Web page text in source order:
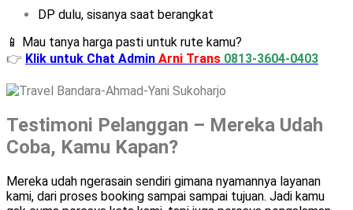
DP dulu, sisanya saat berangkat
📱 Mau tanya harga pasti untuk rute kamu?
👉 Klik untuk Chat Admin Arni Trans 0813-3604-0403
Testimoni Pelanggan – Mereka Udah
Coba, Kamu Kapan?
Mereka udah ngerasain sendiri gimana nyamannya layanan
kami, dari proses booking sampai sampai tujuan. Jadi kamu